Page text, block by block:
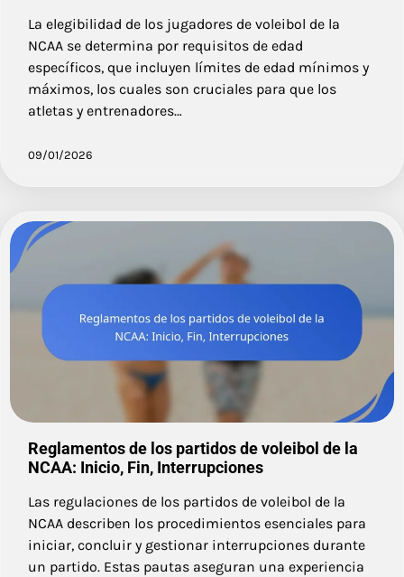
La elegibilidad de los jugadores de voleibol de la
NCAA se determina por requisitos de edad
específicos, que incluyen límites de edad mínimos y
máximos, los cuales son cruciales para que los
atletas y entrenadores…
09/01/2026
Reglamentos de los partidos de voleibol de la
NCAA: Inicio, Fin, Interrupciones
Las regulaciones de los partidos de voleibol de la
NCAA describen los procedimientos esenciales para
iniciar, concluir y gestionar interrupciones durante
un partido. Estas pautas aseguran una experiencia